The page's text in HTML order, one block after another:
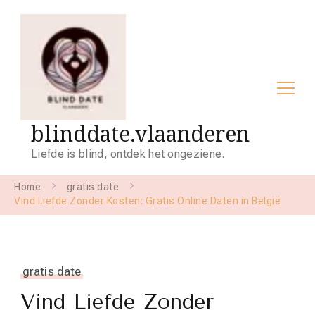
blinddate.vlaanderen
Liefde is blind, ontdek het ongeziene.
Home
gratis date
Vind Liefde Zonder Kosten: Gratis Online Daten in België
gratis date
Vind Liefde Zonder